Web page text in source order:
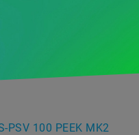
PSV 100 PEEK MK2